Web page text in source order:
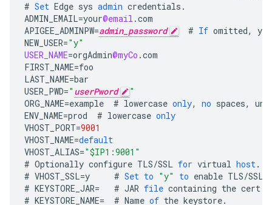
# Set Edge sys admin credentials .
ADMIN_EMAIL=your@email .com
APIGEE_ADMINPW=admin_password # If omitted,
you
NEW_USER="y"
USER_NAME=orgAdmin@myCo .com
FIRST_NAME=foo
LAST_NAME=bar
USER_PWD=" userPword
"
ORG_NAME=example # lowercase only, no spaces,
ENV_NAME=prod # lowercase only
VHOST_PORT=9001
VHOST_NAME=default
VHOST_ALIAS="$IP1:9001"
# Optionally configure TLS/SSL for virtual host.
# VHOST_SSL=y # Set to "y" to enable TLS/SSL
# KEYSTORE_JAR= # JAR file containing the cert
# KEYSTORE_NAME= # Name of the keystore.